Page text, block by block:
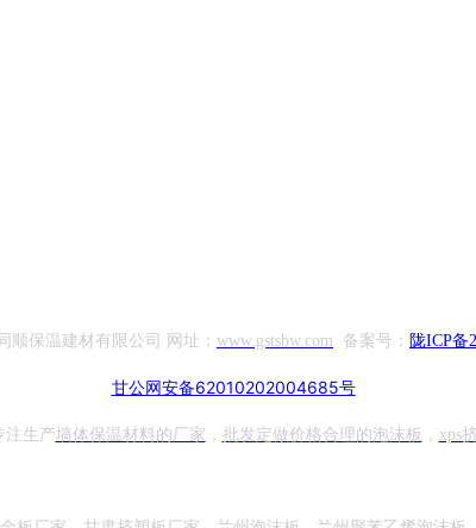
顺保温建材有限公司 网址： www.gstsbw.com 备案号： 陇ICP备
甘公网安备62010202004685号
注生产墙体保温材料的厂家 ， 批发定做价格合理的泡沫板 ， xps